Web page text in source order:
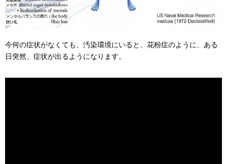
今何の症状がなくても、汚染環境にいると、花粉症のように、ある
日突然、症状が出るようになります。